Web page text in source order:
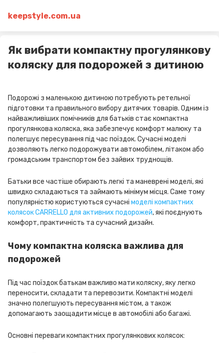
keepstyle.com.ua
Як вибрати компактну прогулянкову
коляску для подорожей з дитиною
Подорожі з маленькою дитиною потребують ретельної
підготовки та правильного вибору дитячих товарів. Одним із
найважливіших помічників для батьків стає компактна
прогулянкова коляска, яка забезпечує комфорт малюку та
полегшує пересування під час поїздок. Сучасні моделі
дозволяють легко подорожувати автомобілем, літаком або
громадським транспортом без зайвих труднощів.
Батьки все частіше обирають легкі та маневрені моделі, які
швидко складаються та займають мінімум місця. Саме тому
популярністю користуються сучасні моделі компактних
колясок CARRELLO для активних подорожей, які поєднують
комфорт, практичність та сучасний дизайн.
Чому компактна коляска важлива для
подорожей
Під час поїздок батькам важливо мати коляску, яку легко
переносити, складати та перевозити. Компактні моделі
значно полегшують пересування містом, а також
допомагають заощадити місце в автомобілі або багажі.
Основні переваги компактних прогулянкових колясок: